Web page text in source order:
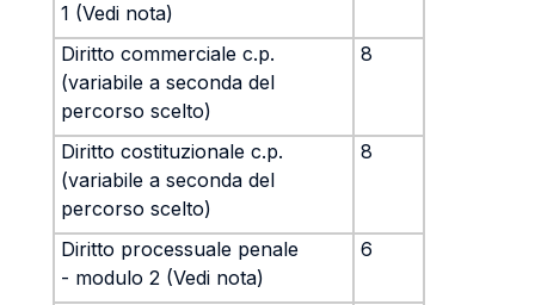
1 (Vedi nota)
Diritto commerciale c.p.
(variabile a seconda del
percorso scelto)
8
Diritto costituzionale c.p.
(variabile a seconda del
percorso scelto)
8
Diritto processuale penale
- modulo 2 (Vedi nota)
6